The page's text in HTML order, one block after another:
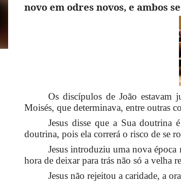
novo em odres novos, e ambos
Os discípulos de João estavam
Moisés, que determinava, entre outras
Jesus disse que a Sua doutrina
doutrina, pois ela correrá o risco de se
Jesus introduziu uma nova
hora de deixar para trás não só a velha
Jesus não rejeitou a caridade, a